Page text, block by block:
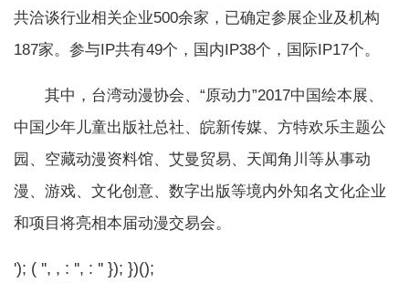
共洽谈行业相关企业500余家，已确定参展企业及机构
187家。参与IP共有49个，国内IP38个，国际IP17个。
其中，台湾动漫协会、“原动力”2017中国绘本展、
中国少年儿童出版社总社、皖新传媒、方特欢乐主题公
园、空藏动漫资料馆、艾曼贸易、天闻角川等从事动
漫、游戏、文化创意、数字出版等境内外知名文化企业
和项目将亮相本届动漫交易会。
'); ( '', , : '', : '' }); })();